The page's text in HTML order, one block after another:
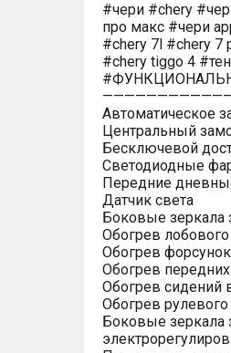
#чери #chery
про макс #чери
#chery 7l #chery 7
#chery tiggo 4
Автоматическое
Центральный
Бесключевой
Светодиодные
Передние
Датчик света
Боковые зеркала
Обогрев лобового
Обогрев
Обогрев
Обогрев сидений
Обогрев рулевого
Боковые зеркала